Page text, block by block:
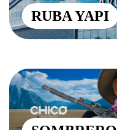
RUBA YAPI